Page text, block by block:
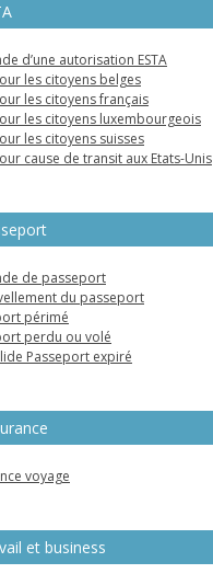
d’une autorisation ESTA
les citoyens belges
les citoyens français
les citoyens luxembourgeois
les citoyens suisses
cause de transit aux Etats-Unis
de passeport
du passeport
périmé
perdu ou volé
Passeport expiré
voyage
et business